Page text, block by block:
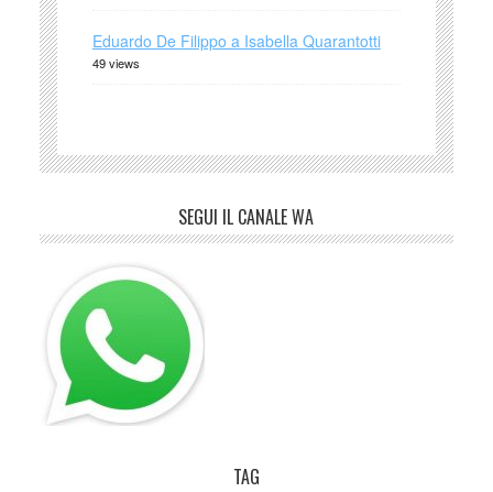
Eduardo De Filippo a Isabella Quarantotti
49 views
SEGUI IL CANALE WA
TAG